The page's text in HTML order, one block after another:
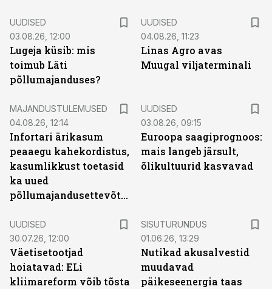
UUDISED
03.08.26, 12:00
Lugeja küsib: mis
toimub Läti
põllumajanduses?
UUDISED
04.08.26, 11:23
Linas Agro avas
Muugal viljaterminali
MAJANDUSTULEMUSED
04.08.26, 12:14
Infortari ärikasum
peaaegu kahekordistus,
kasumlikkust toetasid
ka uued
põllumajandusettevõtted
UUDISED
03.08.26, 09:15
Euroopa saagiprognoos:
mais langeb järsult,
õlikultuurid kasvavad
UUDISED
30.07.26, 12:00
Väetisetootjad
hoiatavad: ELi
kliimareform võib tõsta
SISUTURUNDUS
01.06.26, 13:29
Nutikad akusalvestid
muudavad
päikeseenergia taas